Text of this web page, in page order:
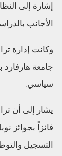
إشارة إلى
الأجانب
جامعة
سياسي.
فائزاً بجوائز
التسجيل